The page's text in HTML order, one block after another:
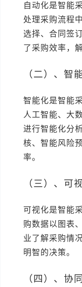
自动化是智能
处理采购流程
选择、合同签
了采购效率，
（二）、智
智能化是智能
人工智能、大
进行智能化分
核、智能风险
率。
（三）、可
可视化是智能
购数据以图表
业了解采购情
明智的决策。
（四）、协